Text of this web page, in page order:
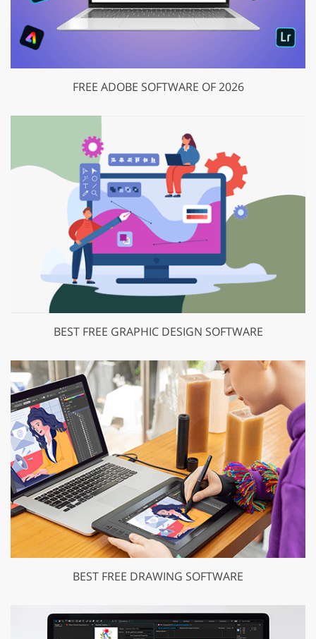
FREE ADOBE SOFTWARE OF 2026
BEST FREE GRAPHIC DESIGN SOFTWARE
BEST FREE DRAWING SOFTWARE